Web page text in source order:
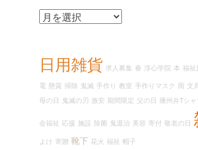
ア
イ
ブ
日用雑貨 求人募集 春 淳心学院 本 福祉
電 懸賞 掃除 鬼滅 手作り 教室 手作りマスク 雨 文
母の日 鬼滅の刃 激安 期間限定 父の日 播州弁Tシャ
会福祉 応援 施設 除菌 鬼退治 美容 寄付 敬老の日
よけ 寄贈 靴下 花火 福祉 帽子